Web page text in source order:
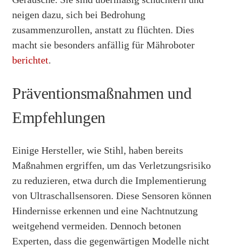
neigen dazu, sich bei Bedrohung
zusammenzurollen, anstatt zu flüchten. Dies
macht sie besonders anfällig für Mähroboter
berichtet.
Präventionsmaßnahmen und
Empfehlungen
Einige Hersteller, wie Stihl, haben bereits
Maßnahmen ergriffen, um das Verletzungsrisiko
zu reduzieren, etwa durch die Implementierung
von Ultraschallsensoren. Diese Sensoren können
Hindernisse erkennen und eine Nachtnutzung
weitgehend vermeiden. Dennoch betonen
Experten, dass die gegenwärtigen Modelle nicht